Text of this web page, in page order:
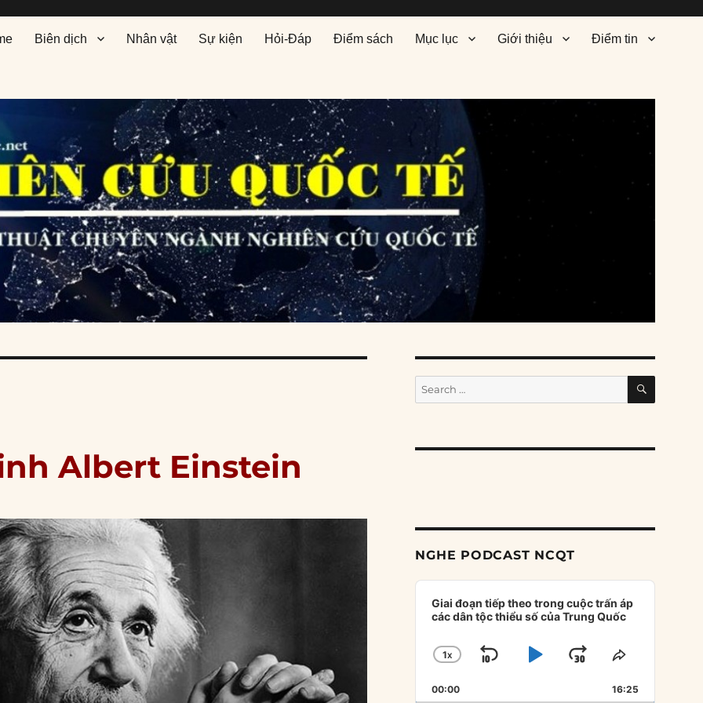
Biên dịch Nhân vật Sự kiện Hỏi-Đáp Điểm sách Mục lục Giới thiệu Điểm tin
Albert Einstein
Search
for:
SEARCH
NGHE PODCAST NCQT
Audio
Player
Giai đoạn tiếp theo trong cuộc trấn áp
các dân tộc thiểu số của Trung Quốc
CHANGE
RATE
1X
SKIP
BACKWARD
PLAYJUMP
FORWARD
SHARE
EPISODE
00:00 16:25